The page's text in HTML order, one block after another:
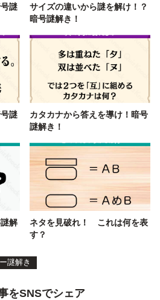
謎
サイズの違いから謎を解け！？
暗号謎解き！
謎
カタカナから答えを導け！暗号
謎解き！
解
ネタを見破れ！ これは何を表
す？
謎解き
をSNSでシェア